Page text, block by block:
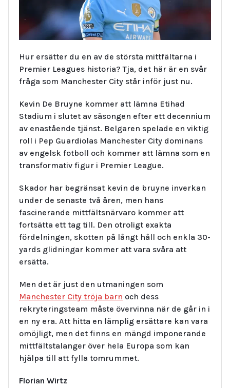
Hur ersätter du en av de största mittfältarna i
Premier Leagues historia? Tja, det här är en svår
fråga som Manchester City står inför just nu.
Kevin De Bruyne kommer att lämna Etihad
Stadium i slutet av säsongen efter ett decennium
av enastående tjänst. Belgaren spelade en viktig
roll i Pep Guardiolas Manchester City dominans
av engelsk fotboll och kommer att lämna som en
transformativ figur i Premier League.
Skador har begränsat kevin de bruyne inverkan
under de senaste två åren, men hans
fascinerande mittfältsnärvaro kommer att
fortsätta ett tag till. Den otroligt exakta
fördelningen, skotten på långt håll och enkla 30-
yards glidningar kommer att vara svåra att
ersätta.
Men det är just den utmaningen som
Manchester City tröja barn och dess
rekryteringsteam måste övervinna när de går in i
en ny era. Att hitta en lämplig ersättare kan vara
omöjligt, men det finns en mängd imponerande
mittfältstalanger över hela Europa som kan
hjälpa till att fylla tomrummet.
Florian Wirtz